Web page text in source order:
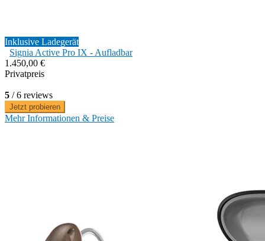
Inklusive Ladegerät
Signia Active Pro IX - Aufladbar
1.450,00 €
Privatpreis
5 / 6 reviews
Jetzt probieren
Mehr Informationen & Preise